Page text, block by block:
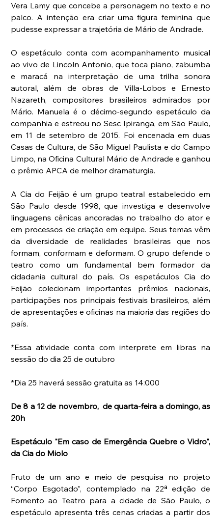
Vera Lamy que concebe a personagem no texto e no
palco. A intenção era criar uma figura feminina que
pudesse expressar a trajetória de Mário de Andrade.
O espetáculo conta com acompanhamento musical
ao vivo de Lincoln Antonio, que toca piano, zabumba
e maracá na interpretação de uma trilha sonora
autoral, além de obras de Villa-Lobos e Ernesto
Nazareth, compositores brasileiros admirados por
Mário. Manuela é o décimo-segundo espetáculo da
companhia e estreou no Sesc Ipiranga, em São Paulo,
em 11 de setembro de 2015. Foi encenada em duas
Casas de Cultura, de São Miguel Paulista e do Campo
Limpo, na Oficina Cultural Mário de Andrade e ganhou
o prêmio APCA de melhor dramaturgia.
A Cia do Feijão é um grupo teatral estabelecido em
São Paulo desde 1998, que investiga e desenvolve
linguagens cênicas ancoradas no trabalho do ator e
em processos de criação em equipe. Seus temas vêm
da diversidade de realidades brasileiras que nos
formam, conformam e deformam. O grupo defende o
teatro como um fundamental bem formador da
cidadania cultural do país. Os espetáculos Cia do
Feijão colecionam importantes prêmios nacionais,
participações nos principais festivais brasileiros, além
de apresentações e oficinas na maioria das regiões do
país.
*Essa atividade conta com interprete em libras na
sessão do dia 25 de outubro
*Dia 25 haverá sessão gratuita as 14:000
De 8 a 12 de novembro,  de quarta-feira a domingo, as
20h
Espetáculo "Em caso de Emergência Quebre o Vidro",
da Cia do Miolo
Fruto de um ano e meio de pesquisa no projeto
“Corpo Esgotado”, contemplado na 22ª edição de
Fomento ao Teatro para a cidade de São Paulo, o
espetáculo apresenta três cenas criadas a partir dos